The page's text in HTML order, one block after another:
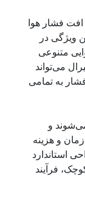
فشار هوا
ویژگی در
متنوعی
می‌تواند
به تمامی
و
و هزینه
استاندارد
فرآیند